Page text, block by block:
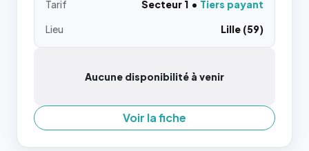
Tarif Secteur 1
Tiers payant
Lieu
Lille (59)
Aucune disponibilité à venir
Voir la fiche